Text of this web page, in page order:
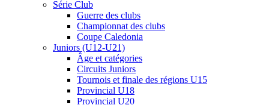
Série Club
Guerre des clubs
Championnat des clubs
Coupe Caledonia
Juniors (U12-U21)
Âge et catégories
Circuits Juniors
Tournois et finale des régions U15
Provincial U18
Provincial U20